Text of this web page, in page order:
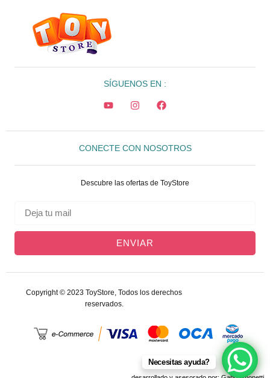
SÍGUENOS EN :
CONECTE CON NOSOTROS
Descubre las ofertas de ToyStore
ENVIAR
Copyright © 2023 ToyStore, Todos los derechos
reservados.
Necesitas ayuda?